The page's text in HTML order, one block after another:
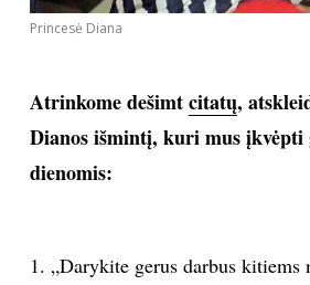
NAUJIENLAIŠKĮ
Prenumeruodami portalą,
Jūs sutinkate su
Princesė Diana
Atrinkome dešimtcitatų,
Dianos išmintį, kuri mus
dienomis:
1. „Darykite gerus darbus kitiems